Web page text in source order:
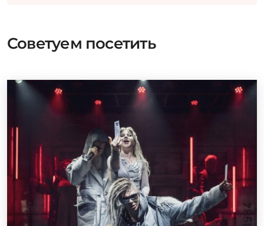
Советуем посетить